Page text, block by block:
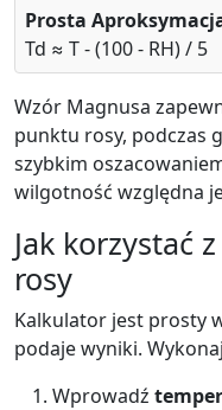
Prosta
Td ≈ T - (100 - RH) / 5
Wzór Magnusa
punktu rosy, podczas
szybkim
wilgotność względna
Jak korzystać
rosy
Kalkulator jest prosty
podaje wyniki.
Wprowadź